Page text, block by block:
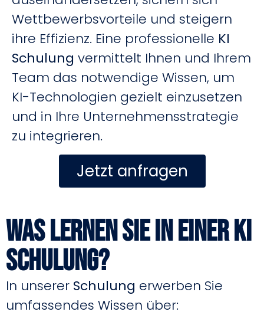
Wettbewerbsvorteile und steigern
ihre Effizienz. Eine professionelle KI
Schulung vermittelt Ihnen und Ihrem
Team das notwendige Wissen, um
KI-Technologien gezielt einzusetzen
und in Ihre Unternehmensstrategie
zu integrieren.
Jetzt anfragen
Was lernen Sie in einer KI
Schulung?
In unserer Schulung erwerben Sie
umfassendes Wissen über: